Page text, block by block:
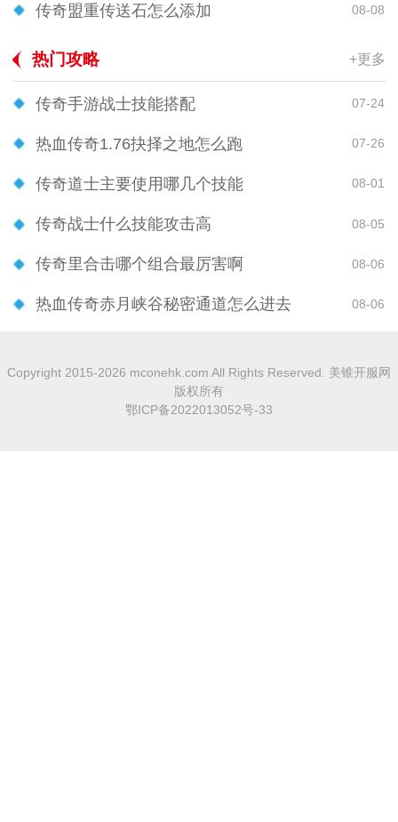
传奇盟重传送石怎么添加 08-08
热门攻略 +更多
传奇手游战士技能搭配 07-24
热血传奇1.76抉择之地怎么跑 07-26
传奇道士主要使用哪几个技能 08-01
传奇战士什么技能攻击高 08-05
传奇里合击哪个组合最厉害啊 08-06
热血传奇赤月峡谷秘密通道怎么进去 08-06
Copyright 2015-2026 mconehk.com All Rights Reserved. 美锥开服网
版权所有
鄂ICP备2022013052号-33